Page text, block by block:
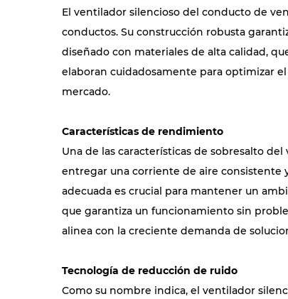
El ventilador silencioso del conducto de
conductos. Su construcción robusta
diseñado con materiales de alta calidad,
elaboran cuidadosamente para optimizar
mercado.
Características de rendimiento
Una de las características de sobresalto
entregar una corriente de aire consistente
adecuada es crucial para mantener un
que garantiza un funcionamiento sin
alinea con la creciente demanda de
Tecnología de reducción de ruido
Como su nombre indica, el ventilador